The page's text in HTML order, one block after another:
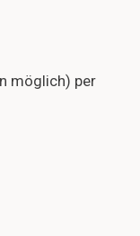
möglich) per